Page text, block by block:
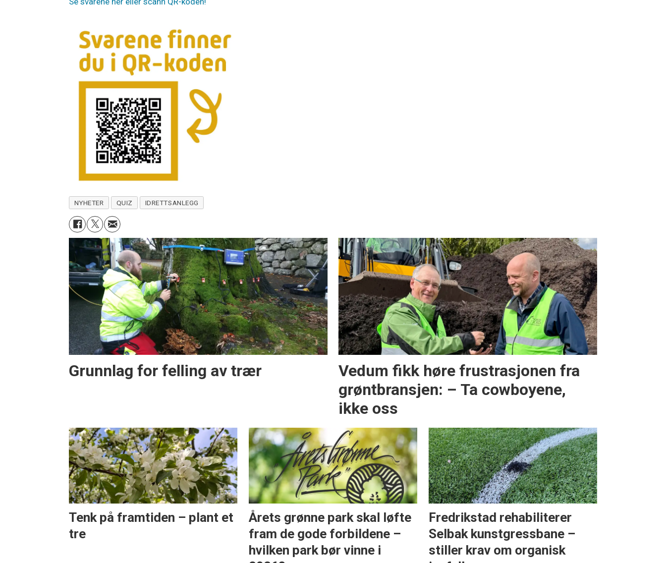
NYHETER QUIZ IDRETTSANLEGG
Grunnlag for felling av trær
Vedum fikk høre frustrasjonen fra
grøntbransjen: – Ta cowboyene,
ikke oss
Tenk på framtiden – plant et
tre
Årets grønne park skal løfte
fram de gode forbildene –
hvilken park bør vinne i
Fredrikstad rehabiliterer
Selbak kunstgressbane –
stiller krav om organisk